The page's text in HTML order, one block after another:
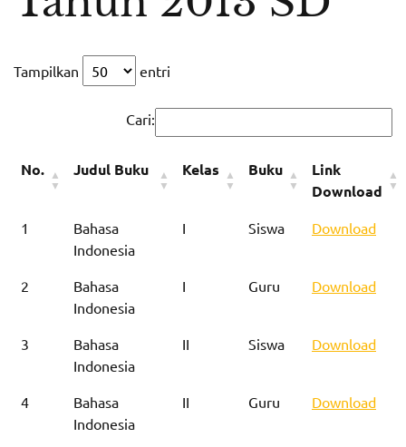
Tampilkan entri
Cari:
No. Judul Buku Kelas Buku
Link
Download
1
Bahasa
Indonesia
I Siswa Download
2
Bahasa
Indonesia
I Guru Download
3
Bahasa
Indonesia
II Siswa Download
4
Bahasa
Indonesia
II Guru Download